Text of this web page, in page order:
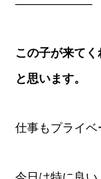
——————–
この子が来て
と思います。
仕事もプライベ